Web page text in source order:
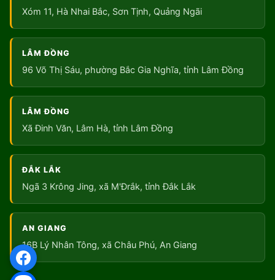
Xóm 11, Hà Nhai Bắc, Sơn Tịnh, Quảng Ngãi
LÂM ĐỒNG
96 Võ Thị Sáu, phường Bắc Gia Nghĩa, tỉnh Lâm Đồng
LÂM ĐỒNG
Xã Đinh Văn, Lâm Hà, tỉnh Lâm Đồng
ĐẮK LẮK
Ngã 3 Krông Jing, xã M'Đrắk, tỉnh Đắk Lắk
AN GIANG
16B Lý Nhân Tông, xã Châu Phú, An Giang